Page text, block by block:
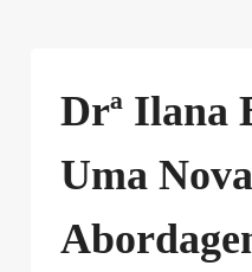
Drª Ilana
Uma Nova